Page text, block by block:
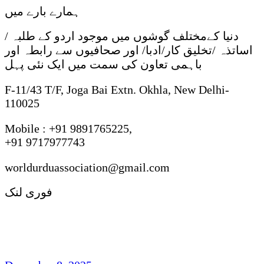
ہمارے بارے میں
دنیا کےمختلف گوشوں میں موجود اردو کے طلبہ /
اساتذہ /تخلیق کار/ادبا/ اور صحافیوں سے رابطہ اور
باہمی تعاون کی سمت میں ایک نئی پہل
F-11/43 T/F, Joga Bai Extn. Okhla, New Delhi-
110025
Mobile : +91 9891765225,
+91 9717977743
worldurduassociation@gmail.com
فوری لنک